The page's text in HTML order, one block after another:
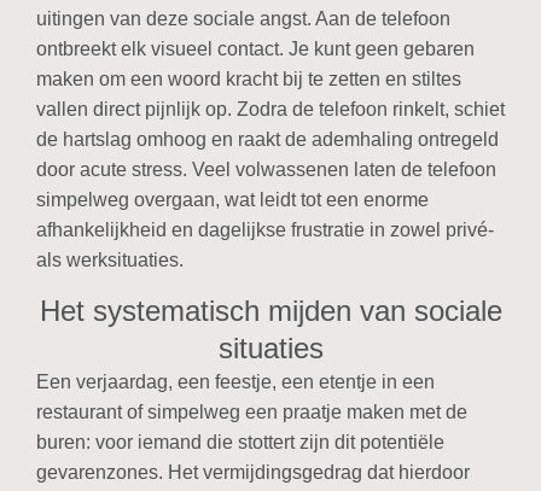
uitingen van deze sociale angst. Aan de telefoon
ontbreekt elk visueel contact. Je kunt geen gebaren
maken om een woord kracht bij te zetten en stiltes
vallen direct pijnlijk op. Zodra de telefoon rinkelt, schiet
de hartslag omhoog en raakt de ademhaling ontregeld
door acute stress. Veel volwassenen laten de telefoon
simpelweg overgaan, wat leidt tot een enorme
afhankelijkheid en dagelijkse frustratie in zowel privé-
als werksituaties.
Het systematisch mijden van sociale
situaties
Een verjaardag, een feestje, een etentje in een
restaurant of simpelweg een praatje maken met de
buren: voor iemand die stottert zijn dit potentiële
gevarenzones. Het vermijdingsgedrag dat hierdoor